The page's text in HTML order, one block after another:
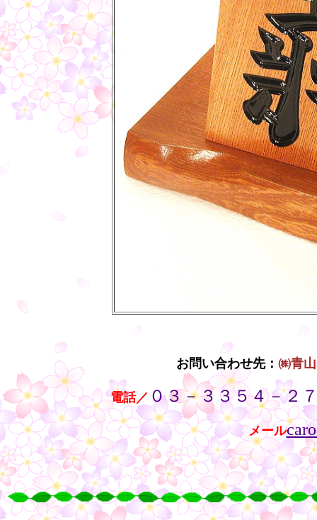
お問い合わせ先： ㈱青
・・電話／ ０３－３３５４－２
・・ メール
○
○
○